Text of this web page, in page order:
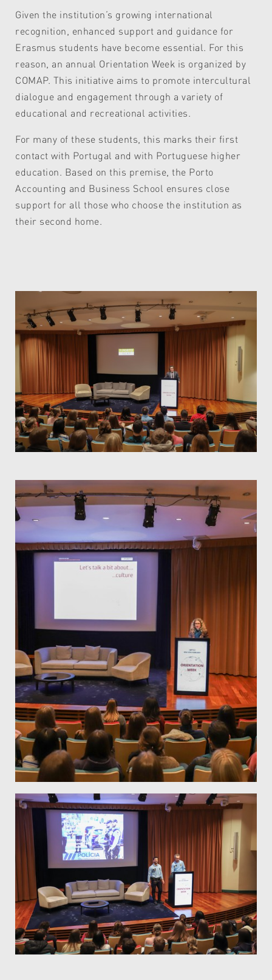
Given the institution’s growing international
recognition, enhanced support and guidance for
Erasmus students have become essential. For this
reason, an annual Orientation Week is organized by
COMAP. This initiative aims to promote intercultural
dialogue and engagement through a variety of
educational and recreational activities.
For many of these students, this marks their first
contact with Portugal and with Portuguese higher
education. Based on this premise, the Porto
Accounting and Business School ensures close
support for all those who choose the institution as
their second home.